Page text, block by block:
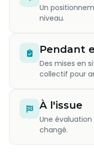
Un
niveau.
Pendant
Des mises en
collectif pour
À l'issue
Une
changé.